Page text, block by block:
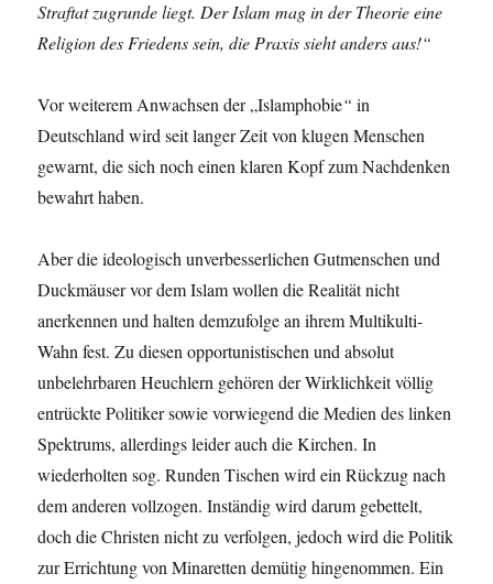
Straftat zugrunde liegt. Der Islam mag in der Theorie eine
Religion des Friedens sein, die Praxis sieht anders aus!“
Vor weiterem Anwachsen der „Islamphobie“ in
Deutschland wird seit langer Zeit von klugen Menschen
gewarnt, die sich noch einen klaren Kopf zum Nachdenken
bewahrt haben.
Aber die ideologisch unverbesserlichen Gutmenschen und
Duckmäuser vor dem Islam wollen die Realität nicht
anerkennen und halten demzufolge an ihrem Multikulti-
Wahn fest. Zu diesen opportunistischen und absolut
unbelehrbaren Heuchlern gehören der Wirklichkeit völlig
entrückte Politiker sowie vorwiegend die Medien des linken
Spektrums, allerdings leider auch die Kirchen. In
wiederholten sog. Runden Tischen wird ein Rückzug nach
dem anderen vollzogen. Inständig wird darum gebettelt,
doch die Christen nicht zu verfolgen, jedoch wird die Politik
zur Errichtung von Minaretten demütig hingenommen. Ein